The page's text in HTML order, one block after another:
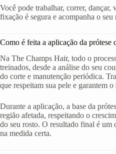
Você pode trabalhar, correr,
fixação é segura e acompanha o
Como é feita a aplicação da prótese
Na The Champs Hair, todo o
treinados, desde a análise do seu
do corte e manutenção periódica.
que respeitam sua pele e garantem
Durante a aplicação, a base da
região afetada, respeitando o
do seu rosto. O resultado final é um
na medida certa.